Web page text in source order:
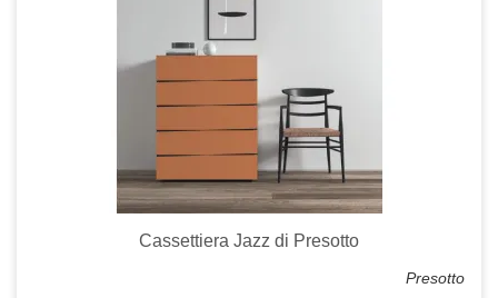
Cassettiera Jazz di Presotto
Presotto